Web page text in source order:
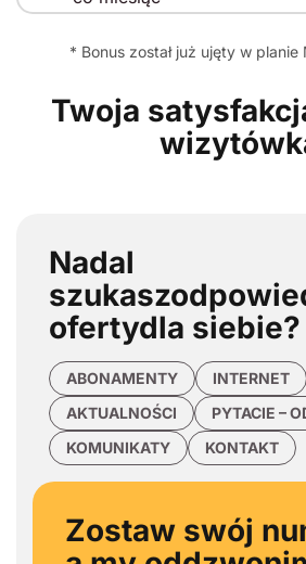
* Bonus został już ujęty w
Twoja
Nadal
szukasz
ofertydla siebie?
ABONAMENTY
INTERNET
AKTUALNOŚCI
PYTACIE –
KOMUNIKATY
KONTAKT
Zostaw swój